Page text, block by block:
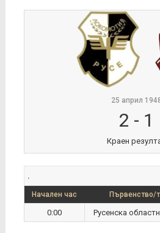
25 април
2 - 1
Краен
.
Начален час Първенство/
0:00 Русенска